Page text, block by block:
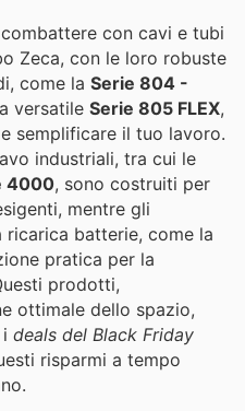
con cavi e tubi
Zeca, con le loro robuste
come la Serie 804 -
versatile Serie 805 FLEX,
semplificare il tuo lavoro.
industriali, tra cui le
4000, sono costruiti per
mentre gli
batterie, come la
pratica per la
prodotti,
ottimale dello spazio,
deals del Black Friday
risparmi a tempo